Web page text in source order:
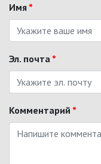
Имя *
Эл. почта *
Комментарий *